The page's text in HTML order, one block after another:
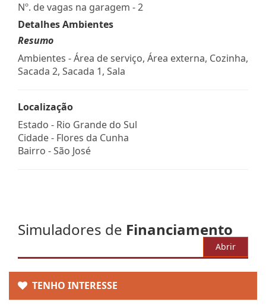
Nº. de vagas na garagem - 2
Detalhes Ambientes
Resumo
Ambientes - Área de serviço, Área externa, Cozinha,
Sacada 2, Sacada 1, Sala
Localização
Estado - Rio Grande do Sul
Cidade - Flores da Cunha
Bairro -São José
Simuladores de Financiamento
Abrir
TENHO INTERESSE